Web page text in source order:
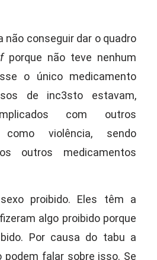
não conseguir dar o quadro
porque não teve nenhum
o único medicamento
de inc3sto estavam,
com outros
violência, sendo
outros medicamentos
proibido. Eles têm a
algo proibido porque
Por causa do tabu a
podem falar sobre isso. Se